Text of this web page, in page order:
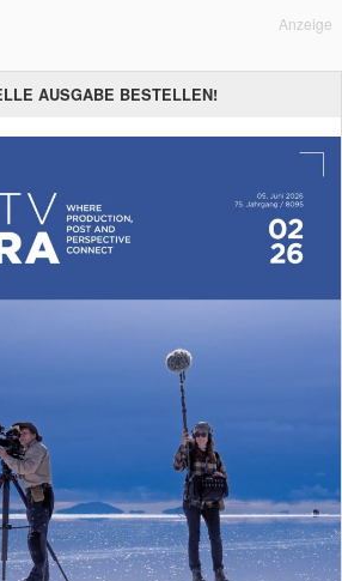
Anzeige
AUSGABE BESTELLEN!